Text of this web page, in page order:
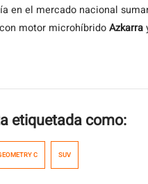
en el mercado nacional
motor microhíbridoAzkarra
etiquetada como:
C SUV